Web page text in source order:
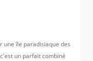
une île paradisiaque des
un parfait combiné